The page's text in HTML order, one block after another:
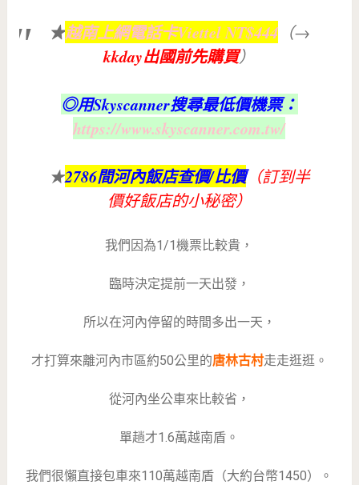
★越南上網電話卡Viettel NT$444（→
kkday出國前先購買）
◎用Skyscanner搜尋最低價機票：
https://www.skyscanner.com.tw/
★2786間河內飯店查價/比價（訂到半
價好飯店的小秘密）
我們因為1/1機票比較貴，
臨時決定提前一天出發，
所以在河內停留的時間多出一天，
才打算來離河內市區約50公里的唐林古村走走逛逛。
從河內坐公車來比較省，
單趟才1.6萬越南盾。
我們很懶直接包車來110萬越南盾（大約台幣1450）。